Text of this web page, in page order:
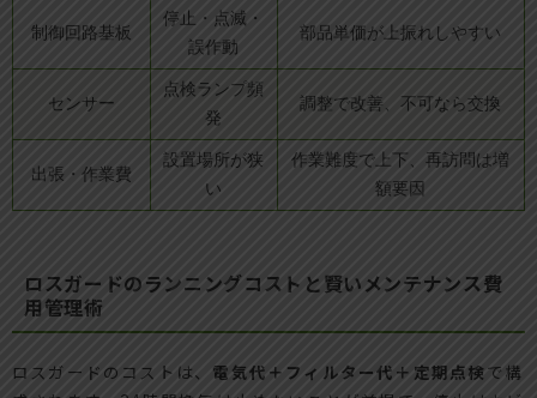
制御回路基板
停止・点滅・
誤作動
部品単価が上振れしやすい
センサー
点検ランプ頻
発
調整で改善、不可なら交換
出張・作業費
設置場所が狭
い
作業難度で上下、再訪問は増
額要因
ロスガードのランニングコストと賢いメンテナンス費
用管理術
ロスガードのコストは、 電気代＋フィルター代＋定期点検で構